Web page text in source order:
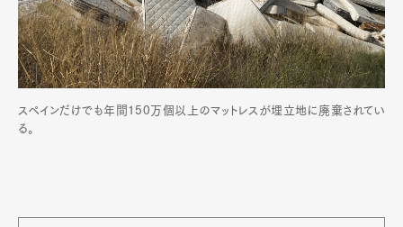
スペインだけでも年間150万個以上のマットレスが埋立地に廃棄されてい
る。